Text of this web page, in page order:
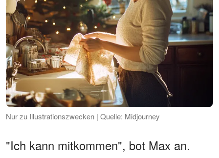
Nur zu Illustrationszwecken | Quelle: Midjourney
"Ich kann mitkommen", bot Max an.